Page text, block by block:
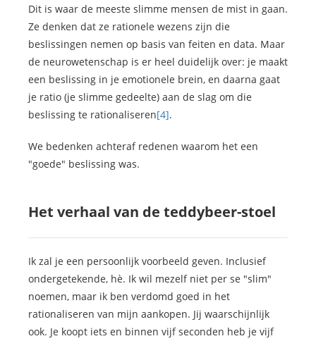
Dit is waar de meeste slimme mensen de mist in gaan.
Ze denken dat ze rationele wezens zijn die
beslissingen nemen op basis van feiten en data. Maar
de neurowetenschap is er heel duidelijk over: je maakt
een beslissing in je emotionele brein, en daarna gaat
je ratio (je slimme gedeelte) aan de slag om die
beslissing te rationaliseren[4].
We bedenken achteraf redenen waarom het een
"goede" beslissing was.
Het verhaal van de teddybeer-stoel
Ik zal je een persoonlijk voorbeeld geven. Inclusief
ondergetekende, hè. Ik wil mezelf niet per se "slim"
noemen, maar ik ben verdomd goed in het
rationaliseren van mijn aankopen. Jij waarschijnlijk
ook. Je koopt iets en binnen vijf seconden heb je vijf